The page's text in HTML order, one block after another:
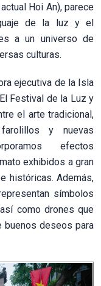
Hoi An), parece
de la luz y el
a un universo de
culturas.
ejecutiva de la Isla
Festival de la Luz y
el arte tradicional,
y nuevas
efectos
exhibidos a gran
históricas. Además,
símbolos
como drones que
buenos deseos para